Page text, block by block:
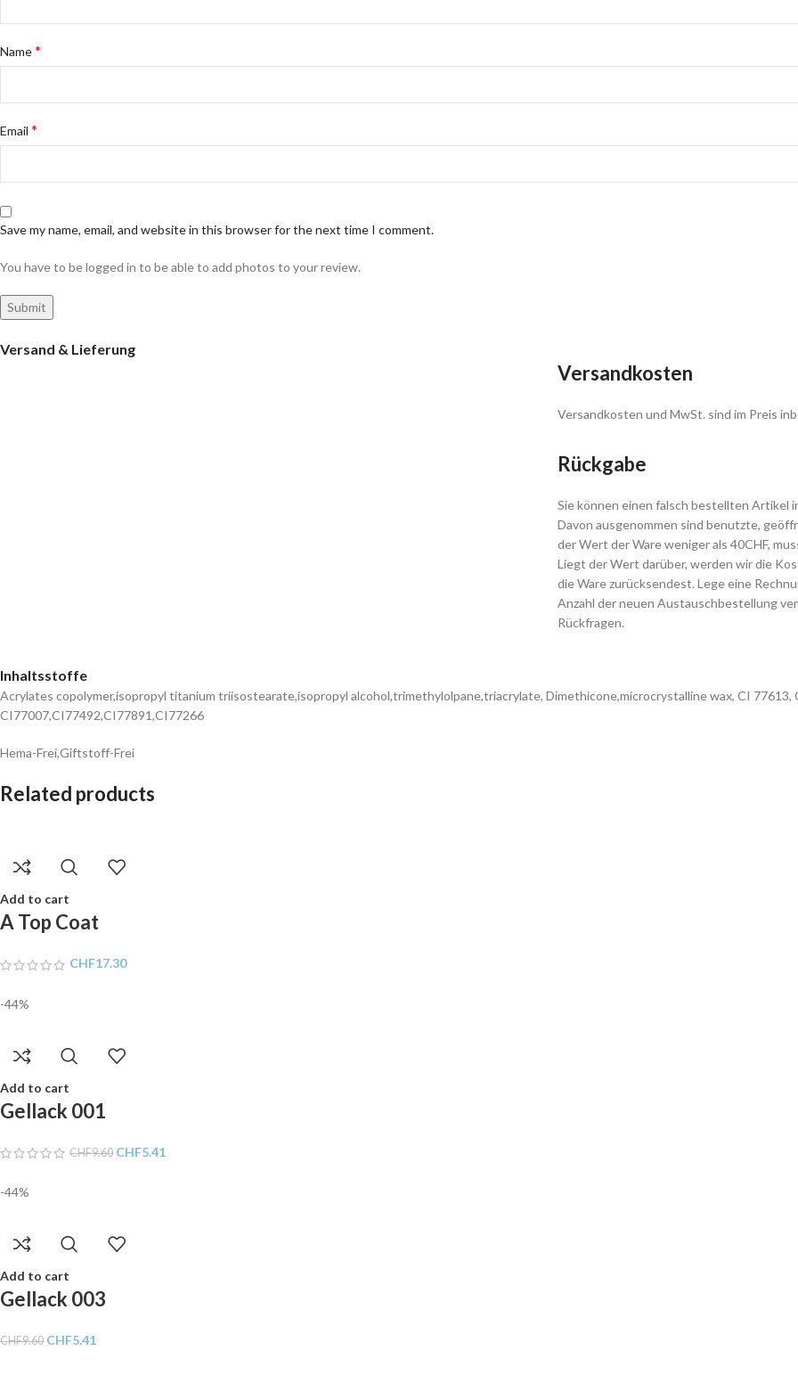
Name*
Email *
Save my name, email, and website in this browser for the next time I comment.
You have to be logged in to be able to add photos to your review.
Versand & Lieferung
Versandkosten
Versandkosten und MwSt. sind im Preis
Rückgabe
Sie können einen falsch bestellten Artikel
Davon ausgenommen sind benutzte,
der Wert der Ware weniger als 40CHF,
Liegt der Wert darüber, werden wir die
die Ware zurücksendest. Lege eine
Anzahl der neuen Austauschbestellung
Rückfragen.
Inhaltsstoffe
Acrylates copolymer,isopropyl titanium triisostearate,isopropyl alcohol,trimethylolpane,triacrylate, Dimethicone,microcrystalline wax, CI 77613,
CI77007,CI77492,CI77891,CI77266
Hema-Frei,Giftstoff-Frei
Related products
Add to cart
A Top Coat
CHF17.30
-44%
Add to cart
Gellack 001
CHF9.60 CHF5.41
-44%
Add to cart
Gellack 003
CHF9.60 CHF5.41